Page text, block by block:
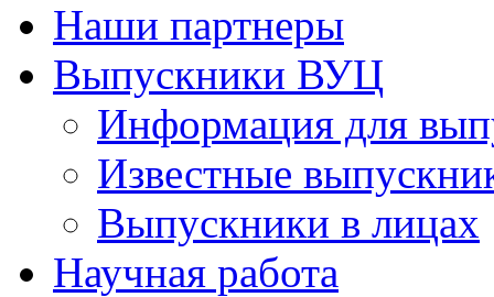
Наши партнеры
Выпускники ВУЦ
Информация для
Известные
Выпускники в лицах
Научная работа